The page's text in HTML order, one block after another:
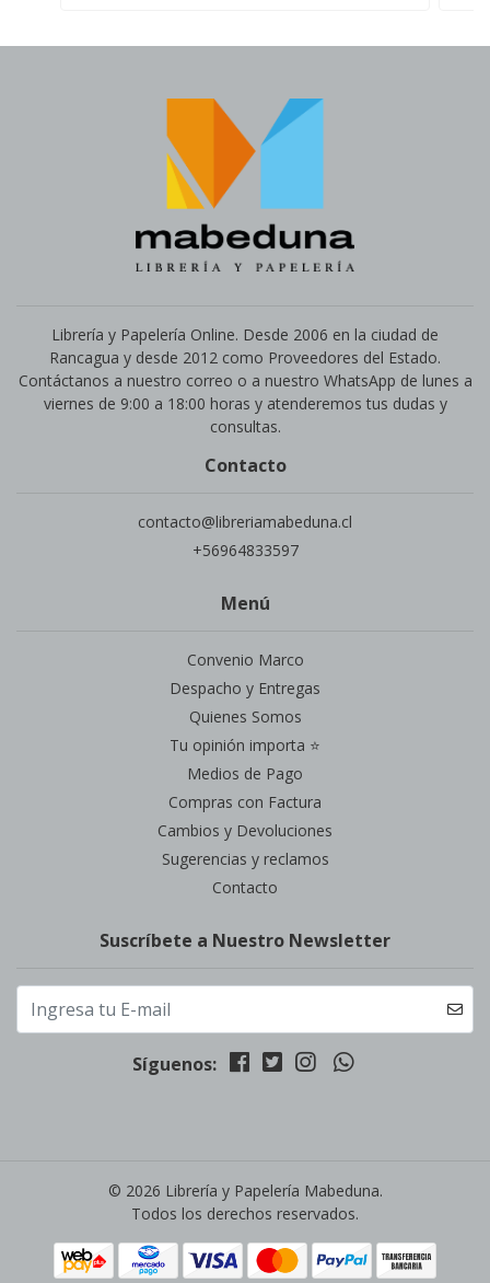
Librería y Papelería Online. Desde 2006 en la ciudad de
Rancagua y desde 2012 como Proveedores del Estado.
Contáctanos a nuestro correo o a nuestro WhatsApp de lunes a
viernes de 9:00 a 18:00 horas y atenderemos tus dudas y
consultas.
Contacto
contacto@libreriamabeduna.cl
+56964833597
Menú
Convenio Marco
Despacho y Entregas
Quienes Somos
Tu opinión importa ⭐
Medios de Pago
Compras con Factura
Cambios y Devoluciones
Sugerencias y reclamos
Contacto
Suscríbete a Nuestro Newsletter
Síguenos:
© 2026 Librería y Papelería Mabeduna.
Todos los derechos reservados.